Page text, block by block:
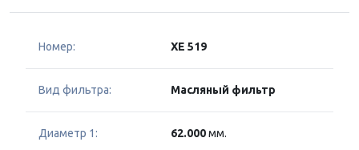
Номер: XE 519
Вид фильтра: Масляный фильтр
Диаметр 1: 62.000мм.